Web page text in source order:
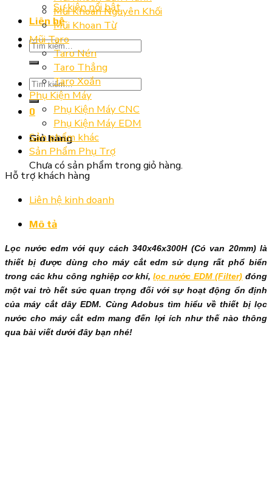
Sự kiện nổi bật
Liên hệ
Tìm
kiếm:
Tìm
kiếm:
0
Giỏ hàng
Chưa có sản phẩm trong giỏ hàng.
Mũi Khoan Nguyên Khối
Mũi Khoan Từ
Mũi Taro
Taro Nén
Taro Thẳng
Taro Xoắn
Phụ Kiện Máy
Phụ Kiện Máy CNC
Phụ Kiện Máy EDM
Sản phẩm khác
Sản Phẩm Phụ Trợ
Hỗ trợ khách hàng
Liên hệ kinh doanh
Mô tả
Lọc nước edm với quy cách 340x46x300H (Có van 20mm) là
thiết bị được dùng cho máy cắt edm sử dụng rất phổ biển
trong các khu công nghiệp cơ khí,lọc nước EDM (Filter) đóng
một vai trò hết sức quan trọng đối với sự hoạt động ổn định
của máy cắt dây EDM. Cùng Adobus tìm hiểu về thiết bị lọc
nước cho máy cắt edm mang đến lợi ích như thế nào thông
qua bài viết dưới đây bạn nhé!